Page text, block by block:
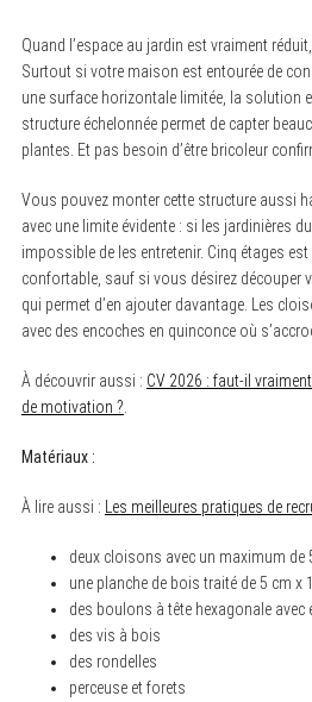
Quand l’espace au jardin est vraiment
Surtout si votre maison est entourée de
une surface horizontale limitée, la solution
structure échelonnée permet de capter
plantes. Et pas besoin d’être bricoleur
Vous pouvez monter cette structure aussi
avec une limite évidente : si les jardinières
impossible de les entretenir. Cinq étages
confortable, sauf si vous désirez découper
qui permet d’en ajouter davantage. Les
avec des encoches en quinconce où
À découvrir aussi : CV 2026 : faut-il
de motivation ?
Matériaux :
À lire aussi : Les meilleures pratiques de
deux cloisons avec un maximum de
une planche de bois traité de 5 cm x
des boulons à tête hexagonale avec
des vis à bois
des rondelles
perceuse et forets